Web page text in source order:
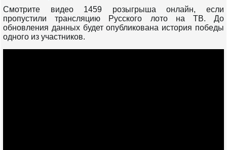
Смотрите видео 1459 розыгрыша онлайн, если
пропустили трансляцию Русского лото на ТВ. До
обновления данных будет опубликована история победы
одного из участников.